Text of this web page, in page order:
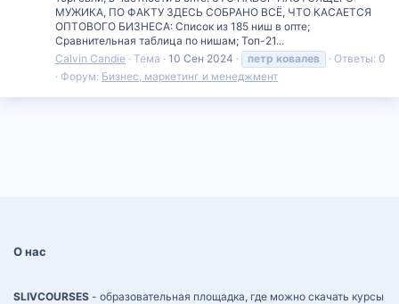
МУЖИКА, ПО ФАКТУ ЗДЕСЬ СОБРАНО ВСЁ, ЧТО КАСАЕТСЯ
ОПТОВОГО БИЗНЕСА: Список из 185 ниш в опте;
Сравнительная таблица по нишам; Топ-21...
Calvin Candie Тема 10 Сен 2024 петр ковалев
Ответы: 0
Форум: Бизнес, маркетинг и менеджмент
О нас
SLIVCOURSES - образовательная площадка, где можно скачать курсы